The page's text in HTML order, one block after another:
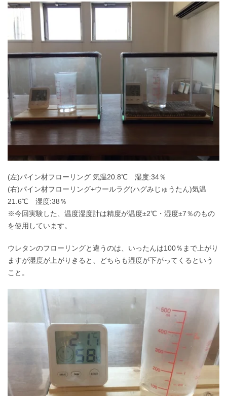
(左)パイン材フローリング 気温20.8℃ 湿度:34％
(右)パイン材フローリング+ウールラグ(ハグみじゅうたん)気温
21.6℃ 湿度:38％
※今回実験した、温度湿度計は精度が温度±2℃・湿度±7％のもの
を使用しています。
ウレタンのフローリングと違うのは、いったんは100％まで上がり
ますが湿度が上がりきると、どちらも湿度が下がってくるという
こと。